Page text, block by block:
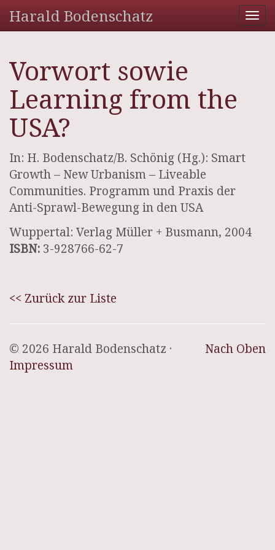
Harald Bodenschatz
Vorwort sowie
Learning from the
USA?
In: H. Bodenschatz/B. Schönig (Hg.): Smart
Growth – New Urbanism – Liveable
Communities. Programm und Praxis der
Anti-Sprawl-Bewegung in den USA
Wuppertal: Verlag Müller + Busmann, 2004
ISBN: 3-928766-62-7
<< Zurück zur Liste
Nach Oben
© 2026 Harald Bodenschatz ·
Impressum